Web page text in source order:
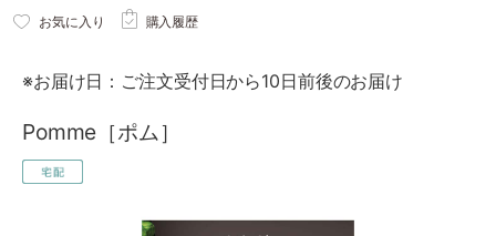
お気に入り 購入履歴
※お届け日：ご注文受付日から10日前後のお届け
Pomme［ポム］